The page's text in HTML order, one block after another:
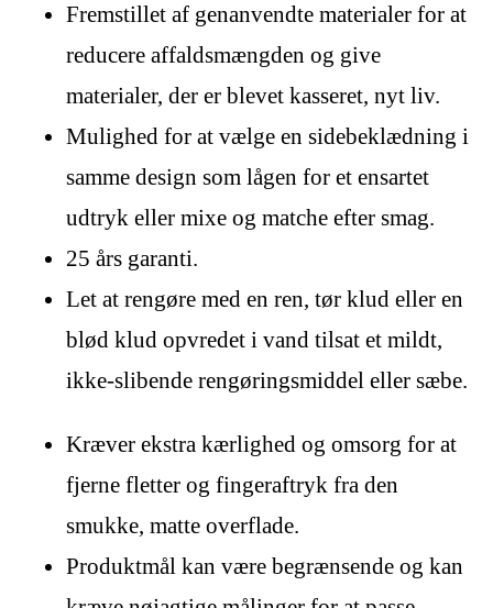
Fremstillet af genanvendte materialer for at
reducere affaldsmængden og give
materialer, der er blevet kasseret, nyt liv.
Mulighed for at vælge en sidebeklædning i
samme design som lågen for et ensartet
udtryk eller mixe og matche efter smag.
25 års garanti.
Let at rengøre med en ren, tør klud eller en
blød klud opvredet i vand tilsat et mildt,
ikke-slibende rengøringsmiddel eller sæbe.
Kræver ekstra kærlighed og omsorg for at
fjerne fletter og fingeraftryk fra den
smukke, matte overflade.
Produktmål kan være begrænsende og kan